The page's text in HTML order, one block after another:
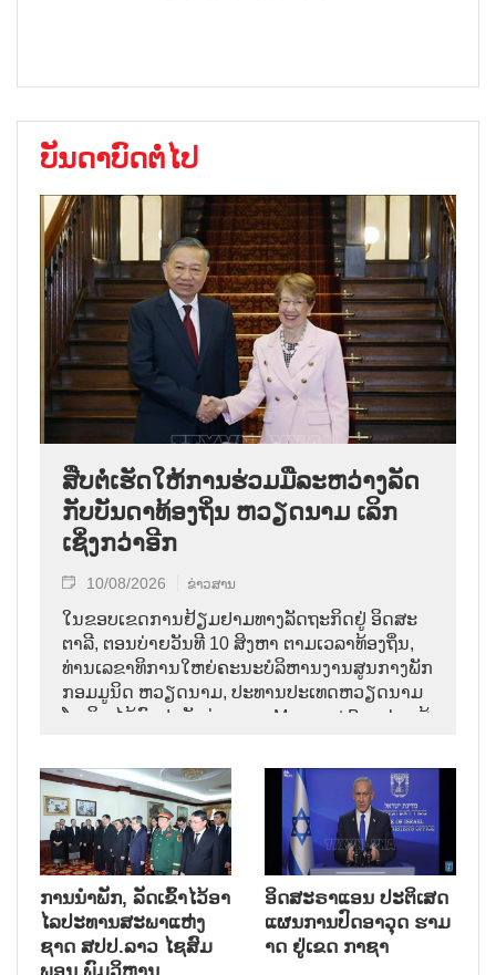
ບັນດາບົດຕໍ່ໄປ
ສືບ​ຕໍ່​ເຮັດ​ໃຫ້​ການ​ຮ່ວມມື​ລະ​ຫວ່າງ​ລັດ
ກັບ​ບັນ​ດາ​ທ້ອງ​ຖິ່ນ ຫວຽດ​ນາມ ເລິກ​
ເຊິ່ງກວ່າ​ອີກ
10/08/2026 ຂ່າວສານ
ໃນ​ຂອບ​ເຂດ​ການ​ຢ້ຽມ​ຢາ​ມ​ທາງ​ລັດ​ຖະ​ກິດ​ຢູ່ ອິດ​ສະ​
ຕາ​ລີ, ຕອນ​ບ່າຍ​ວັນ​ທີ 10 ສິງ​ຫາ ຕາມ​ເວ​ລາ​ທ້ອງ​ຖິ່ນ,
ທ່ານ​ເລ​ຂາ​ທິ​ການ​ໃຫຍ່ຄະ​ນະ​ບໍ​ລິ​ຫານ​ງານ​ສູນ​ກາງ​ພັກ​
ກອມ​ມູ​ນິດ ຫວຽດ​ນາມ, ປ​ະ​ທານ​ປະ​ເທດ​ຫວຽດ​ນາມ
ໂຕ​ເລິມ ໄດ້​ພົບ​ປະ​ກັບ​ທ່ານ​ນາງ Margaret Beazley ຜູ້​
ການ​ນຳ​ພັກ​, ລັດ​ເຂົ້າ​ໄວ້​ອາ​
ໄລ​ປະ​ທານ​ສະ​ພາ​ແຫ່ງ​
ຊາດ ສ​ປ​ປ.ລາວ ໄຊ​ສົມ​
ອິດສະຣາແອນ ປະຕິເສດ
ແຜນການປົດອາວຸດ ຮາມ
າດ ຢູ່ເຂດ ກາຊາ